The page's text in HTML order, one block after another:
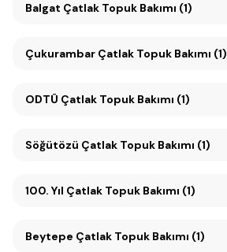
Balgat Çatlak Topuk Bakımı (1)
Çukurambar Çatlak Topuk Bakımı (1)
ODTÜ Çatlak Topuk Bakımı (1)
Söğütözü Çatlak Topuk Bakımı (1)
100. Yıl Çatlak Topuk Bakımı (1)
Beytepe Çatlak Topuk Bakımı (1)